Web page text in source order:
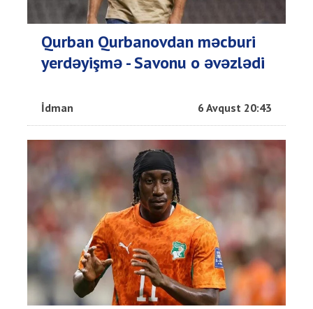
Qurban Qurbanovdan məcburi
yerdəyişmə - Savonu o əvəzlədi
İdman 6 Avqust 20:43